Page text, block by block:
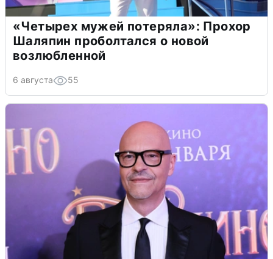
«Четырех мужей потеряла»: Прохор
Шаляпин проболтался о новой
возлюбленной
6 августа 55